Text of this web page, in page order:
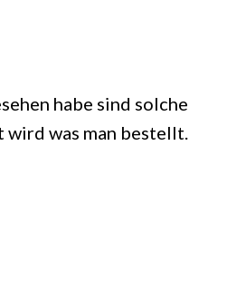
habe sind solche
wird was man bestellt.